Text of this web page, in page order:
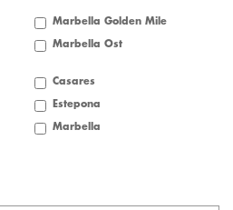
Marbella Golden Mile
Marbella Öst
Casares
Estepona
Marbella